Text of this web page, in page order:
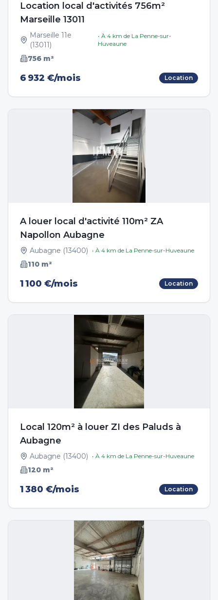
Location local d'activités 756m²
Marseille 13011
Marseille 11e
(13011)
• À4 km de La Penne-sur-
Huveaune
756 m²
6 932 €/mois Location
A louer local d'activité 110m² ZA
Napollon Aubagne
Aubagne (13400) • À 4 km de La Penne-sur-Huveaune
110 m²
1 100 €/mois Location
Local 120m² à louer ZI des Paluds à
Aubagne
Aubagne (13400) • À 4 km de La Penne-sur-Huveaune
120 m²
1 380 €/mois Location